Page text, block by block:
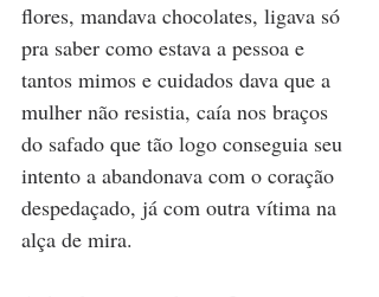
flores, mandava chocolates, ligava só
pra saber como estava a pessoa e
tantos mimos e cuidados dava que a
mulher não resistia, caía nos braços
do safado que tão logo conseguia seu
intento a abandonava com o coração
despedaçado, já com outra vítima na
alça de mira.